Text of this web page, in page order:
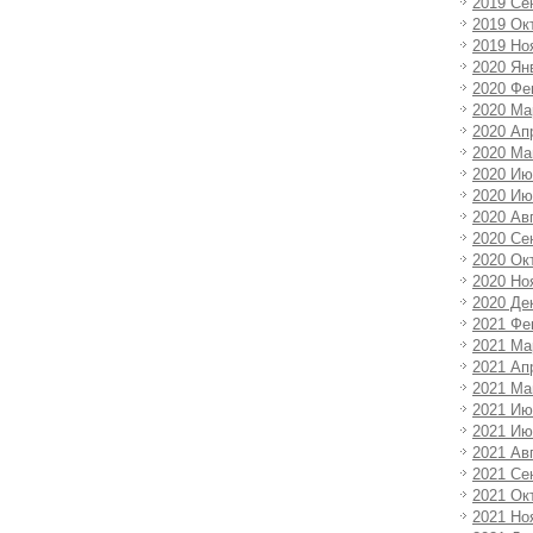
2019
2019
2020
2020
2020
2020
2020
2020
2020
2020
2020
2020
2020
2020
2021
2021
2021
2021
2021
2021
2021
2021
2021
2021